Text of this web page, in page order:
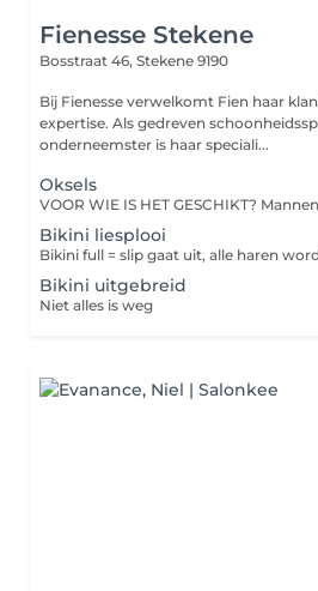
Fienesse Stekene
Bosstraat 46, Stekene 9190
Bij Fienesse verwelkomt Fien haar
expertise. Als gedreven schoonheidsspecialiste en succesvolle
onderneemster is haar speciali...
Oksels
Bikini liesplooi
Bikini uitgebreid
Niet alles is weg